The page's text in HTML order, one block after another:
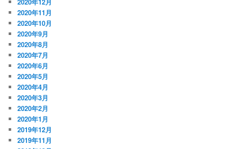
2020年11月
2020年10月
2020年9月
2020年8月
2020年7月
2020年6月
2020年5月
2020年4月
2020年3月
2020年2月
2020年1月
2019年12月
2019年11月